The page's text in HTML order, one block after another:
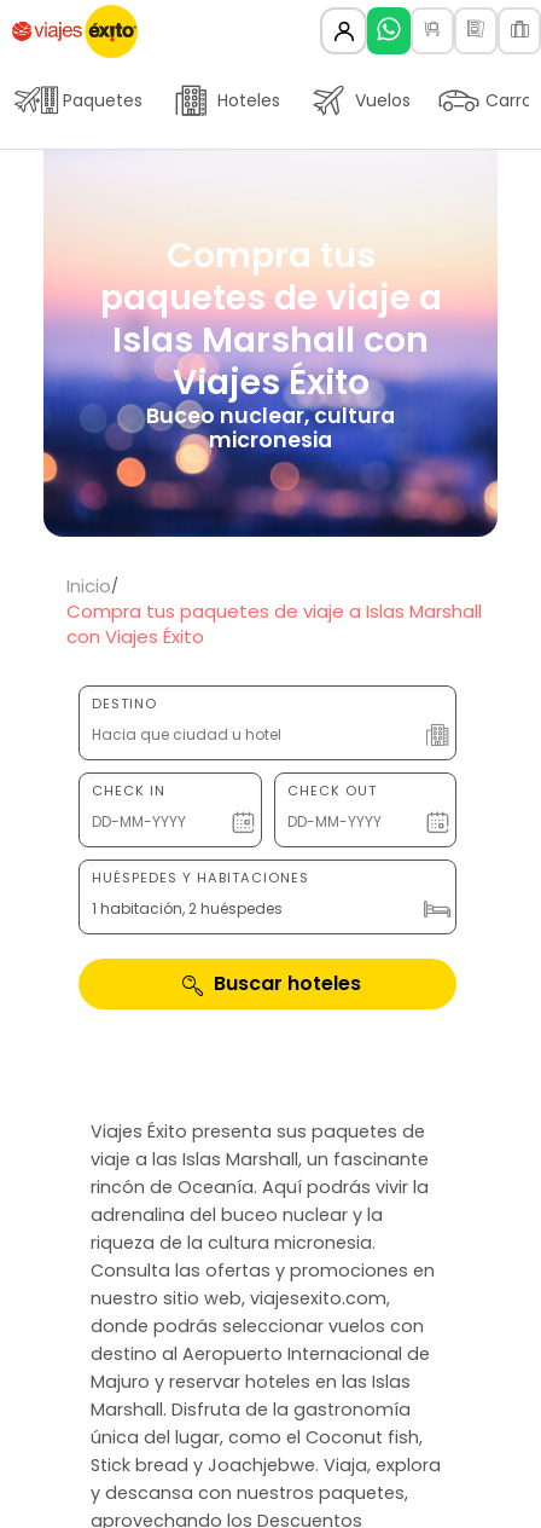
Paquetes Hoteles Vuelos Carros
Compra tus
paquetes de viaje a
Islas Marshall con
Viajes Éxito
Buceo nuclear, cultura
micronesia
Inicio
Compra tus paquetes de viaje a Islas Marshall
con Viajes Éxito
DESTINO
CHECK IN CHECK OUT
HUÉSPEDES Y HABITACIONES
1 habitación, 2 huéspedes
Buscar hoteles
Viajes Éxito presenta sus paquetes de
viaje a las Islas Marshall, un fascinante
rincón de Oceanía. Aquí podrás vivir la
adrenalina del buceo nuclear y la
riqueza de la cultura micronesia.
Consulta las ofertas y promociones en
nuestro sitio web, viajesexito.com,
donde podrás seleccionar vuelos con
destino al Aeropuerto Internacional de
Majuro y reservar hoteles en las Islas
Marshall. Disfruta de la gastronomía
única del lugar, como el Coconut fish,
Stick bread y Joachjebwe. Viaja, explora
y descansa con nuestros paquetes,
aprovechando los Descuentos